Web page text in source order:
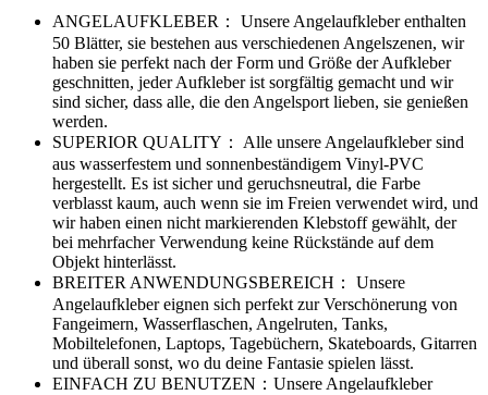
ANGELAUFKLEBER： Unsere Angelaufkleber enthalten
50 Blätter, sie bestehen aus verschiedenen Angelszenen, wir
haben sie perfekt nach der Form und Größe der Aufkleber
geschnitten, jeder Aufkleber ist sorgfältig gemacht und wir
sind sicher, dass alle, die den Angelsport lieben, sie genießen
werden.
SUPERIOR QUALITY： Alle unsere Angelaufkleber sind
aus wasserfestem und sonnenbeständigem Vinyl-PVC
hergestellt. Es ist sicher und geruchsneutral, die Farbe
verblasst kaum, auch wenn sie im Freien verwendet wird, und
wir haben einen nicht markierenden Klebstoff gewählt, der
bei mehrfacher Verwendung keine Rückstände auf dem
Objekt hinterlässt.
BREITER ANWENDUNGSBEREICH： Unsere
Angelaufkleber eignen sich perfekt zur Verschönerung von
Fangeimern, Wasserflaschen, Angelruten, Tanks,
Mobiltelefonen, Laptops, Tagebüchern, Skateboards, Gitarren
und überall sonst, wo du deine Fantasie spielen lässt.
EINFACH ZU BENUTZEN：Unsere Angelaufkleber